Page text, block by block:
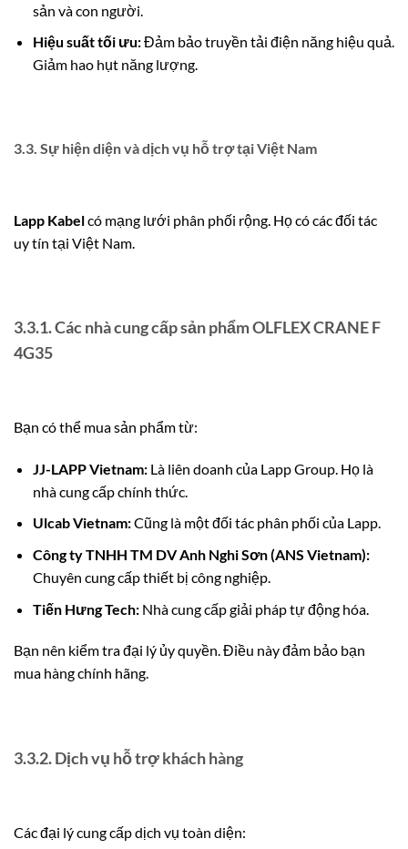
sản và con người.
Hiệu suất tối ưu:Đảm bảo truyền tải điện năng hiệu quả.
Giảm hao hụt năng lượng.
3.3. Sự hiện diện và dịch vụ hỗ trợ tại Việt Nam
Lapp Kabelcó mạng lưới phân phối rộng. Họ có các đối tác
uy tín tại Việt Nam.
3.3.1. Các nhà cung cấp sản phẩm OLFLEX CRANE F
4G35
Bạn có thể mua sản phẩm từ:
JJ-LAPP Vietnam:Là liên doanh của Lapp Group. Họ là
nhà cung cấp chính thức.
Ulcab Vietnam:Cũng là một đối tác phân phối của Lapp.
Công ty TNHH TM DV Anh Nghi Sơn (ANS Vietnam):
Chuyên cung cấp thiết bị công nghiệp.
Tiến Hưng Tech:Nhà cung cấp giải pháp tự động hóa.
Bạn nên kiểm tra đại lý ủy quyền. Điều này đảm bảo bạn
mua hàng chính hãng.
3.3.2. Dịch vụ hỗ trợ khách hàng
Các đại lý cung cấp dịch vụ toàn diện: